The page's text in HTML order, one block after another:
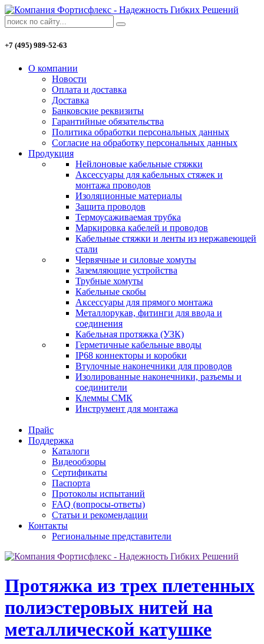
+7 (495) 989-52-63
О компании
Новости
Оплата и доставка
Доставка
Банковские реквизиты
Гарантийные обязательства
Политика обработки персональных данных
Согласие на обработку персональных данных
Продукция
Нейлоновые кабельные стяжки
Аксессуары для кабельных стяжек и
монтажа проводов
Изоляционные материалы
Защита проводов
Термоусаживаемая трубка
Маркировка кабелей и проводов
Кабельные стяжки и ленты из нержавеющей
стали
Червячные и силовые хомуты
Заземляющие устройства
Трубные хомуты
Кабельные скобы
Аксессуары для прямого монтажа
Металлорукав, фитинги для ввода и
соединения
Кабельная протяжка (УЗК)
Герметичные кабельные вводы
IP68 коннекторы и коробки
Втулочные наконечники для проводов
Изолированные наконечники, разъемы и
соединители
Клеммы СМК
Инструмент для монтажа
Прайс
Поддержка
Каталоги
Видеообзоры
Сертификаты
Паспорта
Протоколы испытаний
FAQ (вопросы-ответы)
Статьи и рекомендации
Контакты
Региональные представители
Протяжка из трех плетенных
полиэстеровых нитей на
металлической катушке